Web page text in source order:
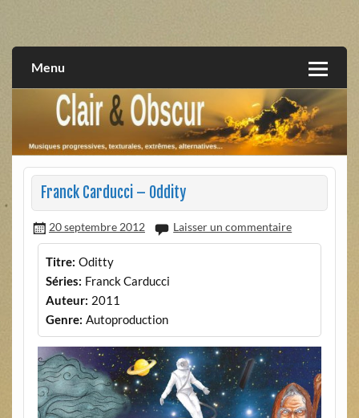
extrêmes, alternatives, texturales
Menu
Franck Carducci – Oddity
20 septembre 2012 Laisser un commentaire
Titre: Oditty
Séries: Franck Carducci
Auteur: 2011
Genre: Autoproduction